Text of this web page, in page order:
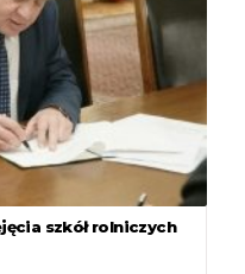
szkół rolniczych